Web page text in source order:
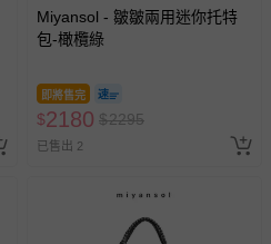
Miyansol - 皺皺兩用迷你托特
包-橄欖綠
即將售完
$2180 $2295
已售出 2